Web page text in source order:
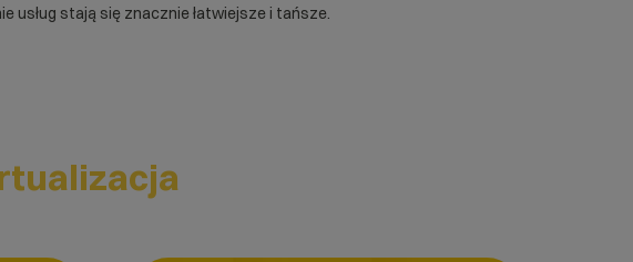
usług stają się znacznie łatwiejsze i tańsze.